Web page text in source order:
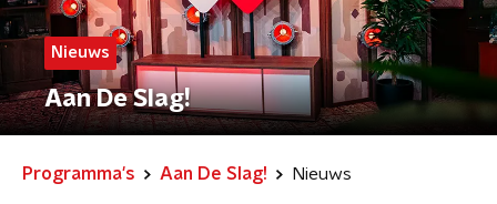
Nieuws
Aan De Slag!
Programma's Aan De Slag! Nieuws